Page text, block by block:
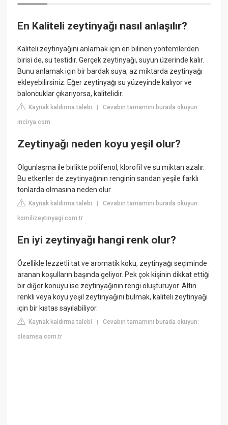
En Kaliteli zeytinyağı nasıl anlaşılır?
Kaliteli zeytinyağını anlamak için en bilinen yöntemlerden
birisi de, su testidir. Gerçek zeytinyağı, suyun üzerinde kalır.
Bunu anlamak için bir bardak suya, az miktarda zeytinyağı
ekleyebilirsiniz. Eğer zeytinyağı su yüzeyinde kalıyor ve
baloncuklar çıkarıyorsa, kalitelidir.
Kaynak kaldırma talebi |Cevabın tamamını burada okuyun:
incirya.com
Zeytinyağı neden koyu yeşil olur?
Olgunlaşma ile birlikte polifenol, klorofil ve su miktarı azalır.
Bu etkenler de zeytinyağının renginin sarıdan yeşile farklı
tonlarda olmasına neden olur.
Kaynak kaldırma talebi |Cevabın tamamını burada okuyun:
komilizeytinyagi.com.tr
En iyi zeytinyağı hangi renk olur?
Özellikle lezzetli tat ve aromatik koku, zeytinyağı seçiminde
aranan koşulların başında geliyor. Pek çok kişinin dikkat ettiği
bir diğer konuyu ise zeytinyağının rengi oluşturuyor. Altın
renkli veya koyu yeşil zeytinyağını bulmak, kaliteli zeytinyağı
için bir kıstas sayılabiliyor.
Kaynak kaldırma talebi |Cevabın tamamını burada okuyun:
oleamea.com.tr